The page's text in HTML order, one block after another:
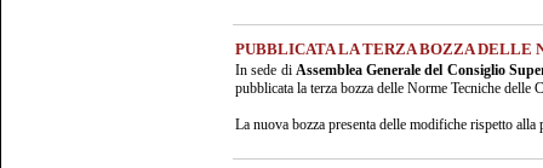
PUBBLICATA LA TERZA BOZZA DELLE
In sede di Assemblea Generale del Consiglio
pubblicata la terza bozza delle Norme Tecniche delle
La nuova bozza presenta delle modifiche rispetto